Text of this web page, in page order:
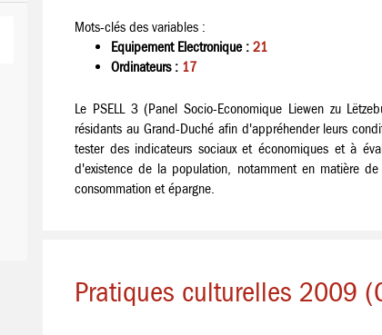
Mots-clés des variables :
Equipement Electronique : 21
Ordinateurs : 17
Le PSELL 3 (Panel Socio-Economique Liewen zu
résidants au Grand-Duché afin d'appréhender leurs
tester des indicateurs sociaux et économiques et à
d'existence de la population, notamment en matière
consommation et épargne.
Pratiques culturelles 2009